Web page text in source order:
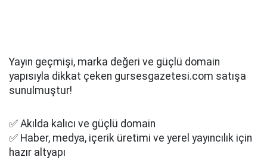
Yayın geçmişi, marka değeri ve güçlü domain
yapısıyla dikkat çeken gursesgazetesi.com satışa
sunulmuştur!
✅ Akılda kalıcı ve güçlü domain
✅ Haber, medya, içerik üretimi ve yerel yayıncılık için
hazır altyapı